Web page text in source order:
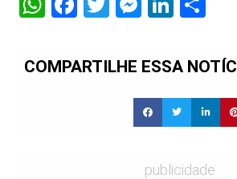
COMPARTILHE ESSA
publicidade